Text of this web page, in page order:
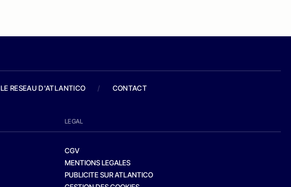
LE RESEAU D'ATLANTICO / CONTACT
LEGAL
CGV
MENTIONS LEGALES
PUBLICITE SUR ATLANTICO